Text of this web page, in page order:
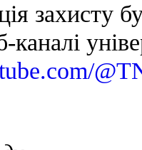
захисту